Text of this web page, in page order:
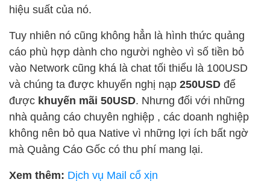
hiệu suất của nó.
Tuy nhiên nó cũng không hẳn là hình thức quảng
cáo phù hợp dành cho người nghèo vì số tiền bỏ
vào Network cũng khá là chat tối thiểu là 100USD
và chúng ta được khuyến nghị nạp 250USD để
được khuyến mãi 50USD. Nhưng đối với những
nhà quảng cáo chuyên nghiệp , các doanh nghiệp
không nên bỏ qua Native vì những lợi ích bất ngờ
mà Quảng Cáo Gốc có thu phí mang lại.
Xem thêm: Dịch vụ Mail cổ xịn